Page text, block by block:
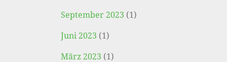
September 2023 (1)
Juni 2023 (1)
März 2023 (1)